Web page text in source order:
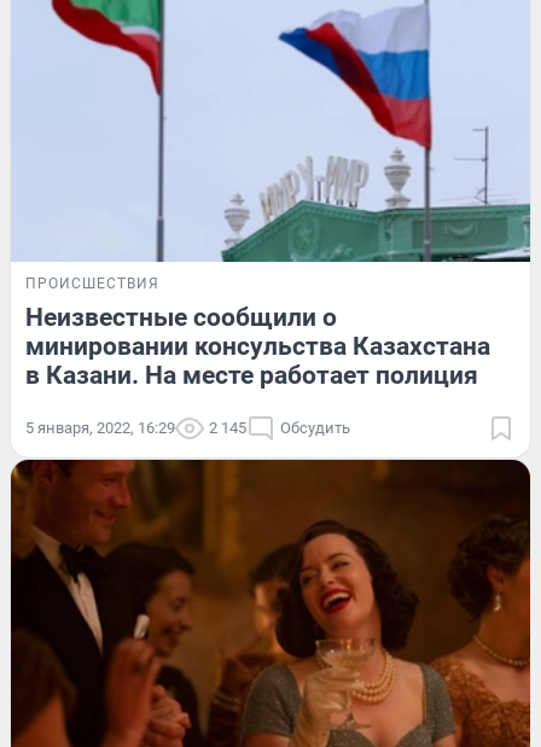
ПРОИСШЕСТВИЯ
Неизвестные сообщили о
минировании консульства Казахстана
в Казани. На месте работает полиция
5 января, 2022, 16:29 2 145 Обсудить